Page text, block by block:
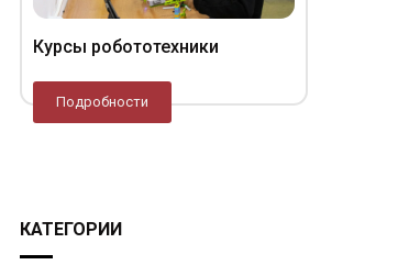
Курсы робототехники
Подробности
КАТЕГОРИИ